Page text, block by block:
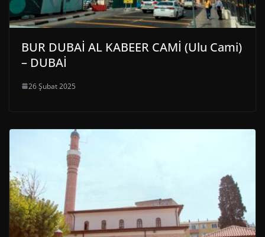
BUR DUBAİ AL KABEER CAMİ (Ulu Cami)
– DUBAİ
26 Şubat 2025